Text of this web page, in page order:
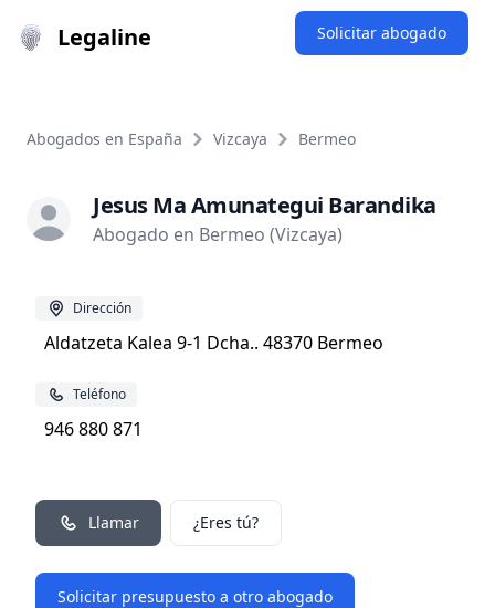
Legaline Solicitar abogado
Abogados en España Vizcaya Bermeo
Jesus Ma Amunategui Barandika
Abogado en Bermeo (Vizcaya)
Dirección
Aldatzeta Kalea 9-1 Dcha.. 48370 Bermeo
Teléfono
946 880 871
Llamar ¿Eres tú?
Solicitar presupuesto a otro abogado